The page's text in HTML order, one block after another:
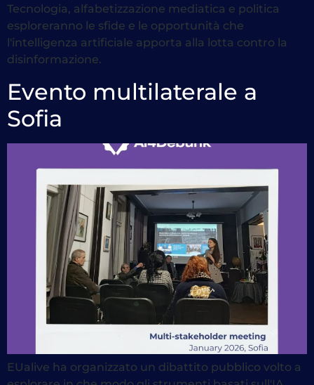
Tecnologia, alfabetizzazione mediatica e politica
esploreranno le sfide e le opportunità che
l'intelligenza artificiale apporta alla lotta contro la
disinformazione.
Evento multilaterale a
Sofia
EUalive ha organizzato un dibattito pubblico volto a